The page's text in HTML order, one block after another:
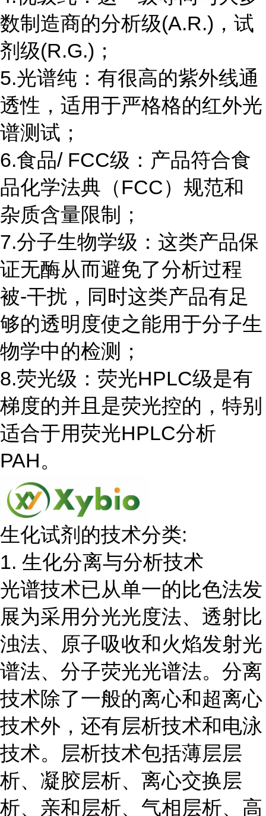
数制造商的分析级(A.R.)，试
剂级(R.G.)；
5.光谱纯：有很高的紫外线通
透性，适用于严格格的红外光
谱测试；
6.食品/ FCC级：产品符合食
品化学法典（FCC）规范和
杂质含量限制；
7.分子生物学级：这类产品保
证无酶从而避免了分析过程
被-干扰，同时这类产品有足
够的透明度使之能用于分子生
物学中的检测；
8.荧光级：荧光HPLC级是有
梯度的并且是荧光控的，特别
适合于用荧光HPLC分析
PAH。
生化试剂的技术分类:
1. 生化分离与分析技术
光谱技术已从单一的比色法发
展为采用分光光度法、透射比
浊法、原子吸收和火焰发射光
谱法、分子荧光光谱法。分离
技术除了一般的离心和超离心
技术外，还有层析技术和电泳
技术。层析技术包括薄层层
析、凝胶层析、离心交换层
析、亲和层析、气相层析、高